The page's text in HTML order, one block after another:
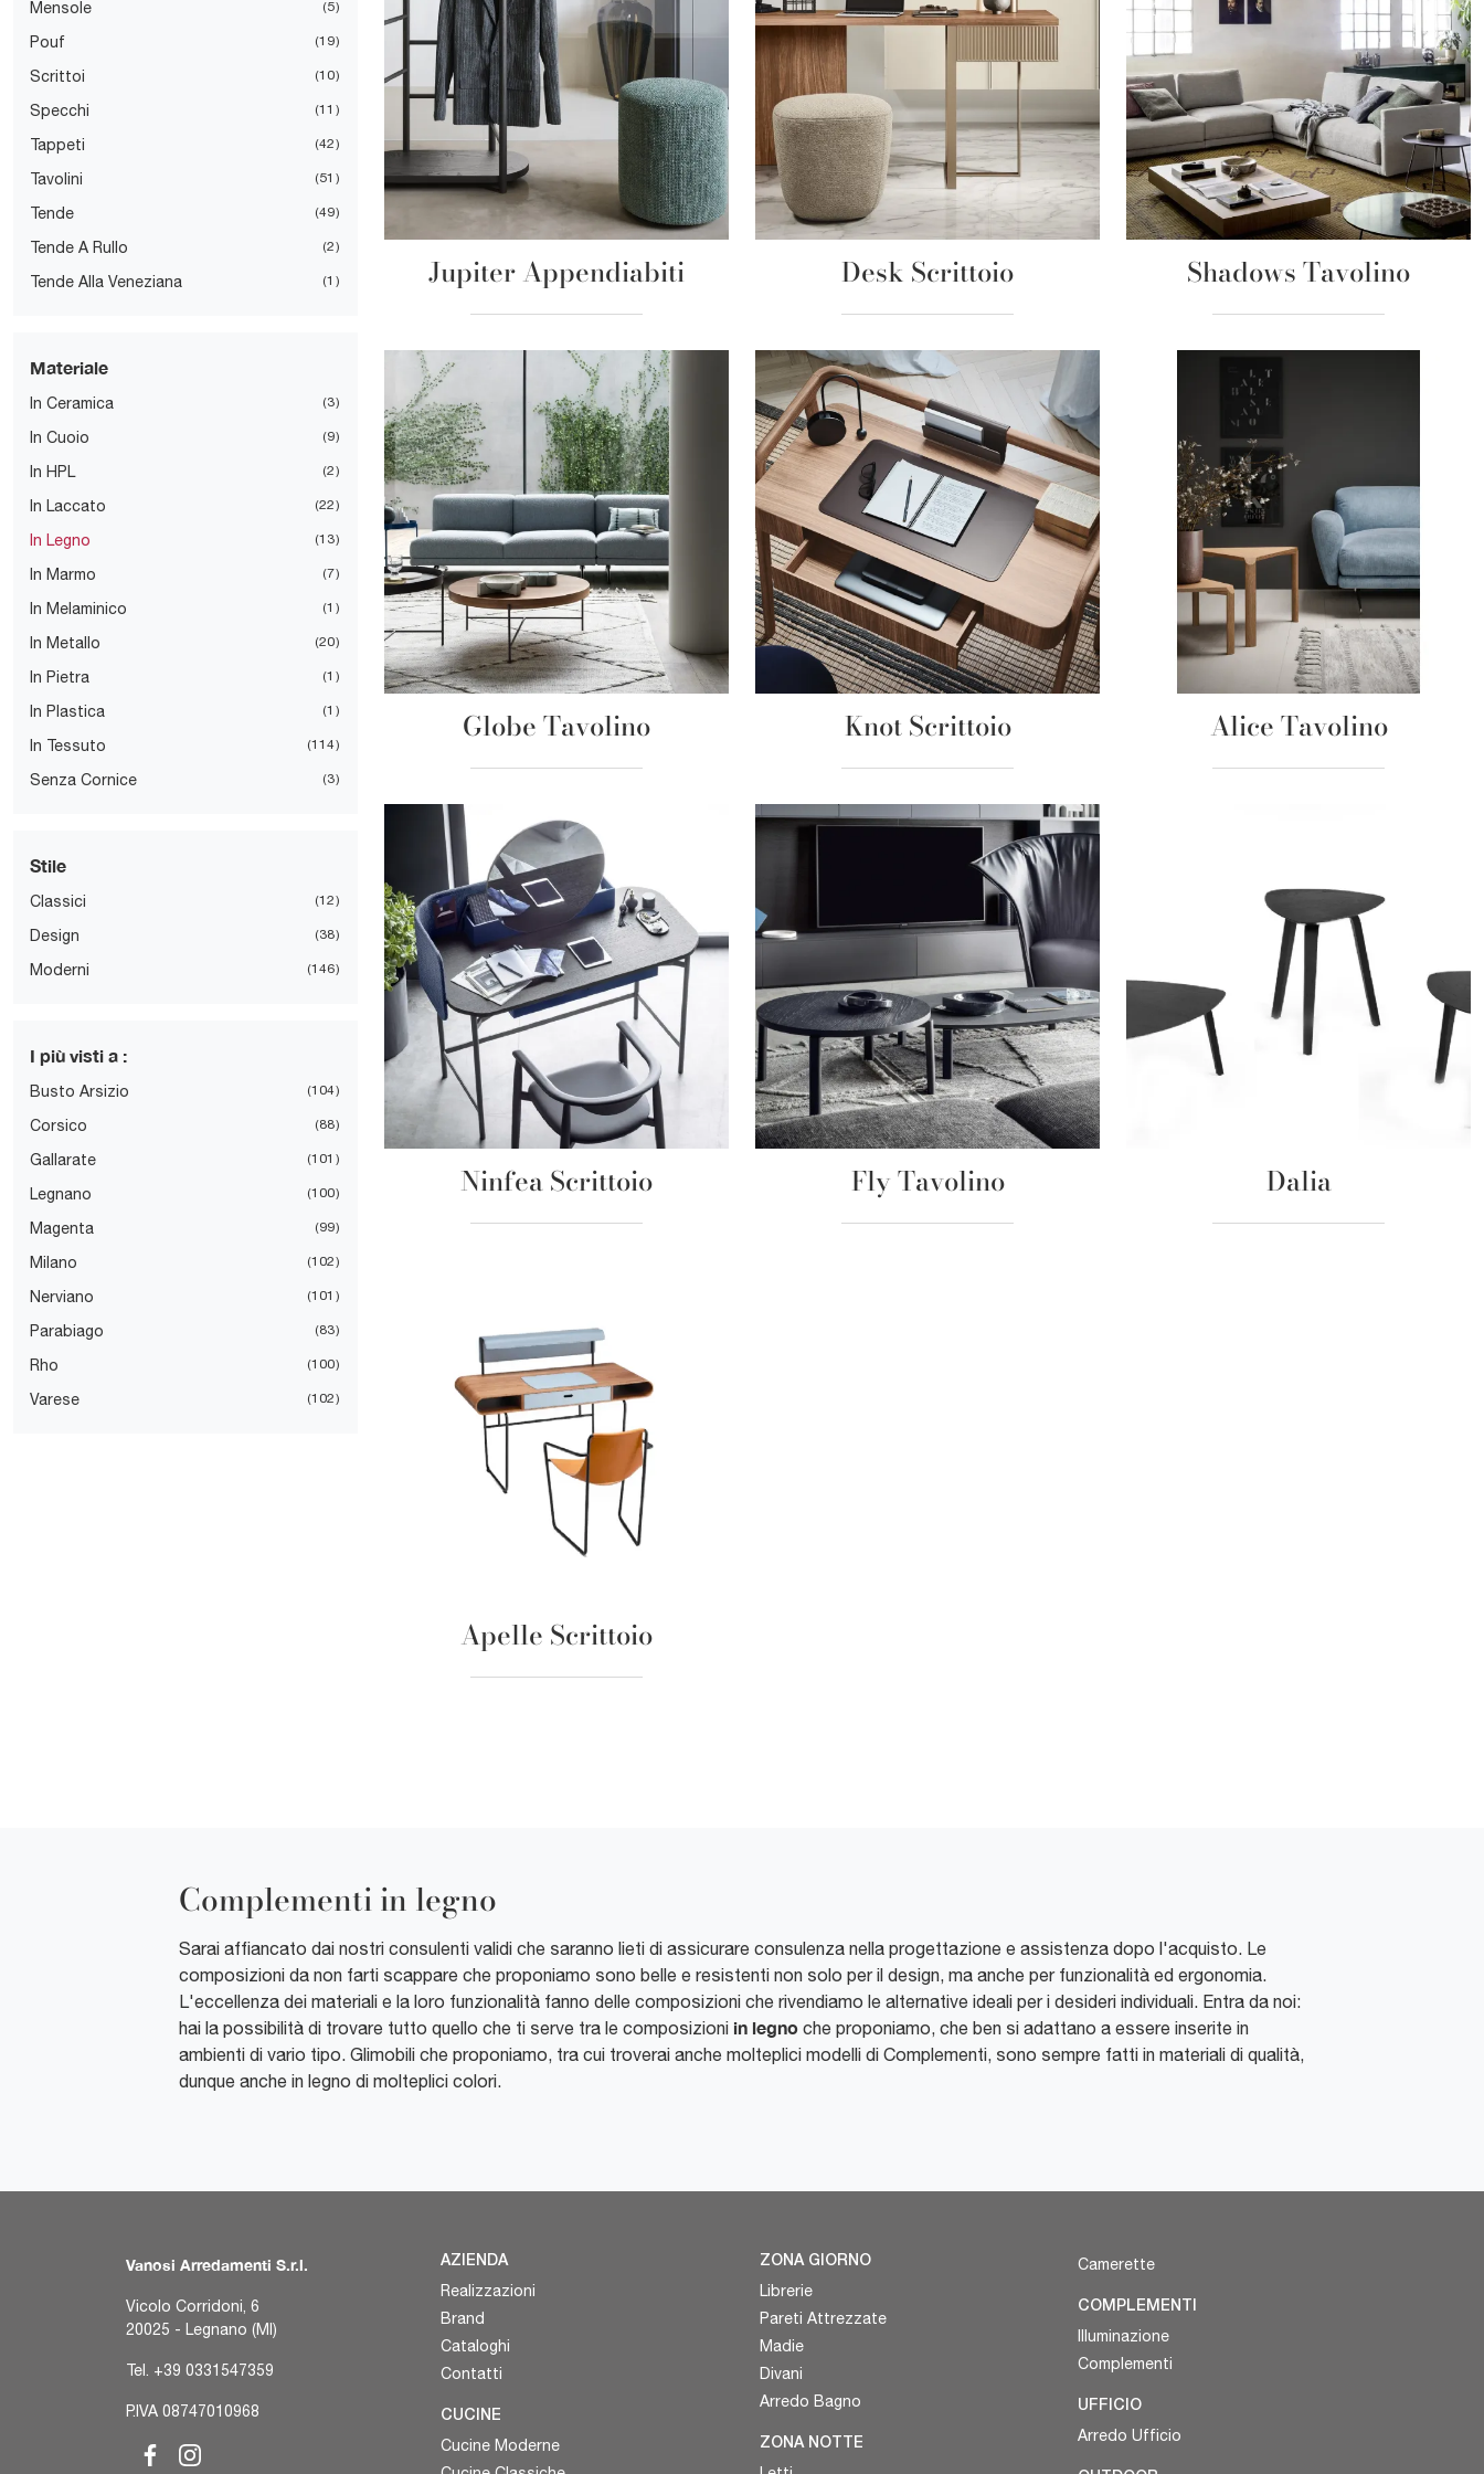
Mensole 5
Pouf 19
Scrittoi 10
Specchi 11
Tappeti 42
Tavolini 51
Tende 49
Tende A Rullo 2
Tende Alla Veneziana 1
Materiale
In Ceramica 3
In Cuoio 9
In HPL 2
In Laccato 22
In Legno 13
In Marmo 7
In Melaminico 1
In Metallo 20
In Pietra 1
In Plastica 1
In Tessuto 114
Senza Cornice 3
Stile
Classici 12
Design 38
Moderni 146
I più visti a :
Busto Arsizio 104
Corsico 88
Gallarate 101
Legnano 100
Magenta 99
Milano 102
Nerviano 101
Parabiago 83
Rho 100
Varese 102
Jupiter Appendiabiti Desk Scrittoio Shadows Tavolino
Globe Tavolino Knot Scrittoio Alice Tavolino
Ninfea Scrittoio Fly Tavolino Dalia
Apelle Scrittoio
Complementi in legno
Sarai affiancato dai nostri consulenti validi che saranno lieti di assicurare consulenza nella progettazione e assistenza dopo l'acquisto. Le
composizioni da non farti scappare che proponiamo sono belle e resistenti non solo per il design, ma anche per funzionalità ed ergonomia.
L'eccellenza dei materiali e la loro funzionalità fanno delle composizioni che rivendiamo le alternative ideali per i desideri individuali. Entra da noi:
hai la possibilità di trovare tutto quello che ti serve tra le composizioni in legno che proponiamo, che ben si adattano a essere inserite in
ambienti di vario tipo. Glimobili che proponiamo, tra cui troverai anche molteplici modelli di Complementi, sono sempre fatti in materiali di qualità,
dunque anche in legno di molteplici colori.
Vanosi Arredamenti S.r.l.
Vicolo Corridoni, 6
20025 - Legnano (MI)
Tel. +39 0331547359
P.IVA 08747010968
AZIENDA
Realizzazioni
Brand
Cataloghi
Contatti
CUCINE
Cucine Moderne
ZONA GIORNO
Librerie
Pareti Attrezzate
Madie
Divani
Arredo Bagno
ZONA NOTTE
Camerette
COMPLEMENTI
Illuminazione
Complementi
UFFICIO
Arredo Ufficio